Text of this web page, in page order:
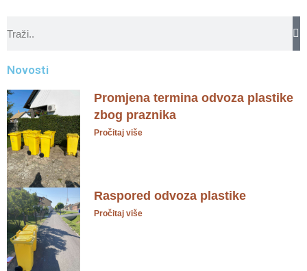
Novosti
Promjena termina odvoza plastike
zbog praznika
Pročitaj više
Raspored odvoza plastike
Pročitaj više